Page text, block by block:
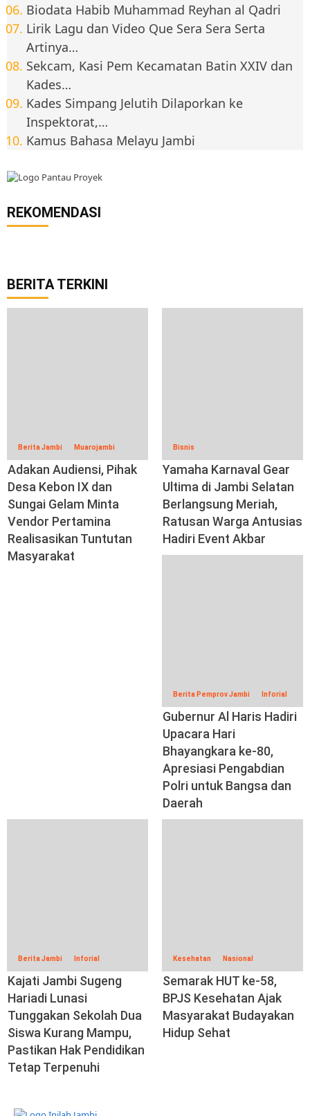
Biodata Habib Muhammad Reyhan al Qadri
Lirik Lagu dan Video Que Sera Sera Serta
Artinya…
Sekcam, Kasi Pem Kecamatan Batin XXIV dan
Kades…
Kades Simpang Jelutih Dilaporkan ke
Inspektorat,…
Kamus Bahasa Melayu Jambi
REKOMENDASI
BERITA TERKINI
Berita Jambi Muarojambi
Adakan Audiensi, Pihak
Desa Kebon IX dan
Sungai Gelam Minta
Vendor Pertamina
Realisasikan Tuntutan
Masyarakat
Bisnis
Yamaha Karnaval Gear
Ultima di Jambi Selatan
Berlangsung Meriah,
Ratusan Warga Antusias
Hadiri Event Akbar
Berita Pemprov Jambi Inforial
Gubernur Al Haris Hadiri
Upacara Hari
Bhayangkara ke-80,
Apresiasi Pengabdian
Polri untuk Bangsa dan
Daerah
Berita Jambi Inforial
Kajati Jambi Sugeng
Hariadi Lunasi
Tunggakan Sekolah Dua
Siswa Kurang Mampu,
Pastikan Hak Pendidikan
Tetap Terpenuhi
Kesehatan Nasional
Semarak HUT ke-58,
BPJS Kesehatan Ajak
Masyarakat Budayakan
Hidup Sehat